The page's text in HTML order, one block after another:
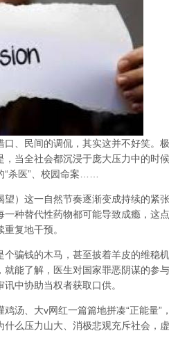
、民间的调侃，其实这并不好笑。
当全社会都沉浸于庞大压力中的时
“杀医” 、校园命案
望）这一自然节奏逐渐变成持续的紧
种替代性药物都可能导致成瘾，这
复地干预。
骗钱的木马，甚至披着羊皮的维稳
能了解，医生对国家罪恶阴谋的参
中协助当权者获取口供。
鸡汤、大v网红一篇篇地拼凑“正能量”
么压力山大、消极悲观充斥社会，